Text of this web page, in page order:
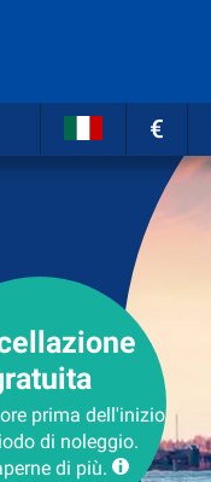
€
prima dell'inizio
di noleggio.
di più.